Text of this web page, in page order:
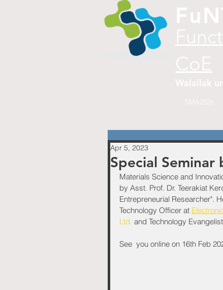
CoE
SMA2026
Walailak
Special
Apr 5, 2023
Materials Science and
by Asst. Prof. Dr. Teerakiat
Entrepreneurial Researcher".
Technology Officer at
Ltd. and Technology
See  you online on 16th Feb